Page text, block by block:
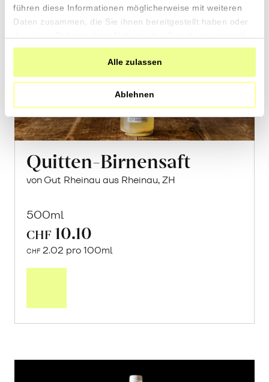
führen diese Informationen möglicherweise mit weiteren
Daten zusammen, die Sie ihnen bereitgestellt haben oder
haben.
Alle zulassen
Ablehnen
Quitten-Birnensaft
von Gut Rheinau aus Rheinau, ZH
500ml
CHF 10.10
CHF 2.02 pro 100ml